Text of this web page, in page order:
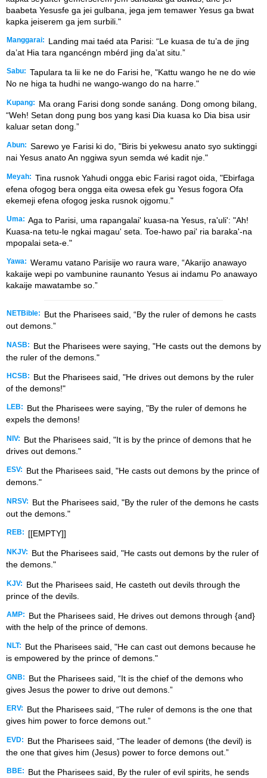
baabeta Yesusfe ga jei gulbana, jega jem temawer Yesus ga bwat
kapka jeiserem ga jem surbili."
Manggarai:
Landing mai taéd ata Parisi: “Le kuasa de tu’a de jing
da’at Hia tara ngancéngn mbérd jing da’at situ.”
Sabu: Tapulara ta lii ke ne do Farisi he, "Kattu wango he ne do wie
No ne higa ta hudhi ne wango-wango do na harre."
Kupang:
Ma orang Farisi dong sonde sanáng. Dong omong bilang,
“Weh! Setan dong pung bos yang kasi Dia kuasa ko Dia bisa usir
kaluar setan dong.”
Abun: Sarewo ye Farisi ki do, "Biris bi yekwesu anato syo suktinggi
nai Yesus anato An nggiwa syun semda wé kadit nje."
Meyah: Tina rusnok Yahudi ongga ebic Farisi ragot oida, "Ebirfaga
efena ofogog bera ongga eita owesa efek gu Yesus fogora Ofa
ekemeji efena ofogog jeska rusnok ojgomu."
Uma: Aga to Parisi, uma rapangalai' kuasa-na Yesus, ra'uli': "Ah!
Kuasa-na tetu-le ngkai magau' seta. Toe-hawo pai' ria baraka'-na
mpopalai seta-e."
Yawa: Weramu vatano Parisije wo raura ware, “Akarijo anawayo
kakaije wepi po vambunine raunanto Yesus ai indamu Po anawayo
kakaije mawatambe so.”
NETBible:
But the Pharisees said, “By the ruler of demons he casts
out demons.”
NASB:
But the Pharisees were saying, "He casts out the demons by
the ruler of the demons."
HCSB:
But the Pharisees said, "He drives out demons by the ruler
of the demons!"
LEB:
But the Pharisees were saying, "By the ruler of demons he
expels the demons!
NIV:
But the Pharisees said, "It is by the prince of demons that he
drives out demons."
ESV:
But the Pharisees said, "He casts out demons by the prince of
demons."
NRSV:
But the Pharisees said, "By the ruler of the demons he casts
out the demons."
REB: [[EMPTY]]
NKJV:
But the Pharisees said, "He casts out demons by the ruler of
the demons."
KJV:
But the Pharisees said, He casteth out devils through the
prince of the devils.
AMP:
But the Pharisees said, He drives out demons through {and}
with the help of the prince of demons.
NLT:
But the Pharisees said, "He can cast out demons because he
is empowered by the prince of demons."
GNB:
But the Pharisees said, “It is the chief of the demons who
gives Jesus the power to drive out demons.”
ERV:
But the Pharisees said, “The ruler of demons is the one that
gives him power to force demons out.”
EVD:
But the Pharisees said, “The leader of demons (the devil) is
the one that gives him (Jesus) power to force demons out.”
BBE:
But the Pharisees said, By the ruler of evil spirits, he sends